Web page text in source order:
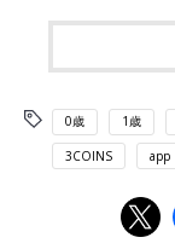
0歳 1歳
3COINS app